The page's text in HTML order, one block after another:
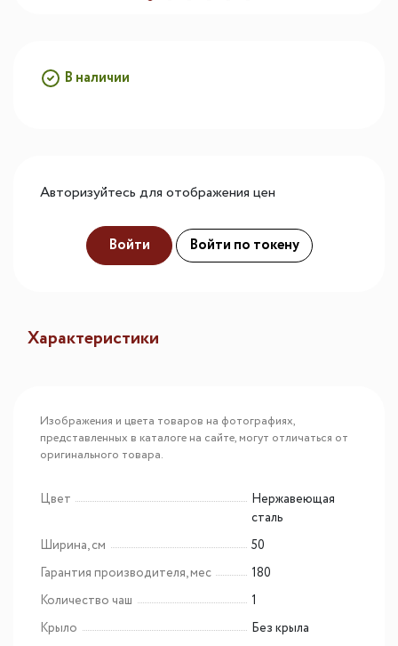
В наличии
Авторизуйтесь для отображения цен
Войти Войти по токену
Характеристики
Изображения и цвета товаров на фотографиях,
представленных в каталоге на сайте, могут отличаться от
оригинального товара.
Цвет
Нержавеющая
сталь
Ширина, см
50
Гарантия производителя, мес
180
Количество чаш
1
Крыло
Без крыла